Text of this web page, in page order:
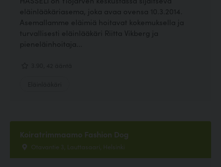
eläinlääkäriasema, joka avaa ovensa 10.3.2014.
Asemallamme eläimiä hoitavat kokemuksella ja
turvallisesti eläinlääkäri Riitta Vikberg ja
pieneläinhoitaja...
Koiratrimmaamo Fashion Dog
Otavantie 3, Lauttasaari, Helsinki